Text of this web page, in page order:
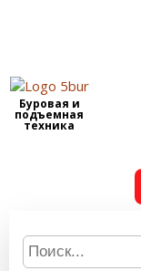
Буровая и
подъемная
техника